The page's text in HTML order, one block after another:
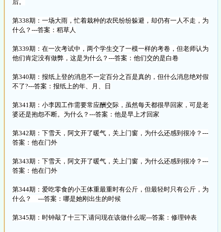
后。
第338期：一场大雨，忙着栽种的农民纷纷躲避，却仍有一人不走，为
什么？---答案：稻草人
第339期：在一次考试中，两个学生交了一模一样的考卷，但老师认为
他们肯定没有做弊，这是为什么？---答案：他们交的是白卷
第340期：报纸上登的消息不一定百分之百是真的，但什么消息绝对假
不了?---答案：报纸上的年、月、日
第341期：小李因工作需要常应酬交际，虽然每天都很早回家，可是老
婆还是抱怨不断。为什么？---答案：他是早上才回家
第342期：下雪天，阿文开了暖气，关上门窗，为什么还感到很冷？---
答案：他在门外
第343期：下雪天，阿文开了暖气，关上门窗，为什么还感到很冷？---
答案：他在门外
第344期：爱吃零食的小王体重最重时有公斤，但最轻时只有公斤，为
什么？ ---答案：哪是她刚出生的时候
第345期：时钟敲了十三下,请问现在该做什么呢---答案：修理钟表